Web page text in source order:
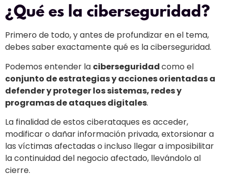
¿Qué es la ciberseguridad?
Primero de todo, y antes de profundizar en el tema,
debes saber exactamente qué es la ciberseguridad.
Podemos entender la ciberseguridadcomo el
conjunto de estrategias y acciones orientadas a
defender y proteger los sistemas, redes y
programas de ataques digitales.
La finalidad de estos ciberataques es acceder,
modificar o dañar información privada, extorsionar a
las víctimas afectadas o incluso llegar a imposibilitar
la continuidad del negocio afectado, llevándolo al
cierre.